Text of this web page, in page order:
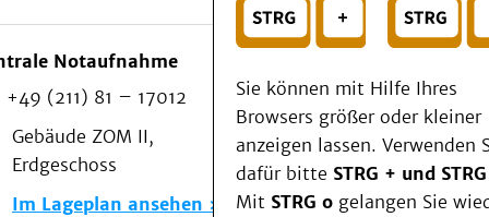
Wählen Sie ein Thema für Ihren
Notaufnahme
+49 (211) 81 – 17012
Gebäude ZOM II,
Erdgeschoss
Im Lageplan ansehen
Sie können mit Hilfe Ihres
Browsers größer oder kleiner
anzeigen lassen. Verwenden
dafür bitte STRG + und
Mit STRG o gelangen Sie
Als Patient am UKD
Beratung und Unterstützung
Veranstaltungen
Kommunikation im Medizinwesen (KIM)
Notfall
Forschung & Lehre
Medizinische Fakultät